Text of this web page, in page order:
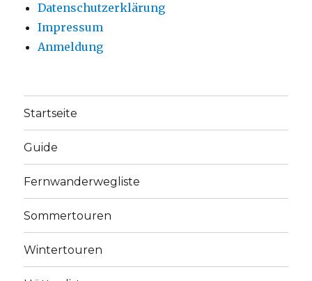
Datenschutzerklärung
Impressum
Anmeldung
Startseite
Guide
Fernwanderwegliste
Sommertouren
Wintertouren